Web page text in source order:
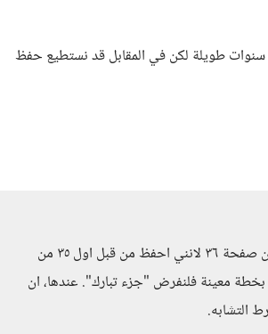
سنوات طويلة لكن في المقابل قد نستطيع حفظ
فكرتك جميلة لكنها لا تناسب، لاننا مختلفون، فمثلا انا بدأت هذا التحدي من صفحة ٣٦ لانني احفظ من قبل اول ٣٥ من
معينة فلنفرض "جزء تبارك". عندها، ان
التشابه.